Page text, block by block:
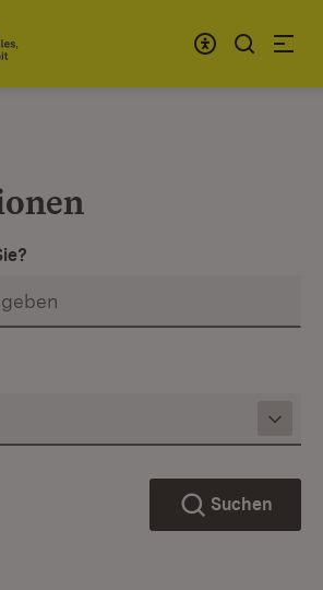
Suchen